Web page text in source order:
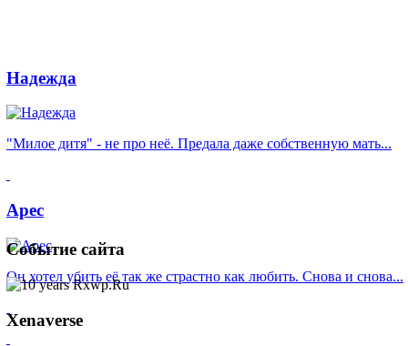
Надежда
"Милое дитя" - не про неё. Предала даже собственную мать...
Арес
Он хотел убить её так же страстно как любить. Снова и снова...
Событие сайта
Xenaverse